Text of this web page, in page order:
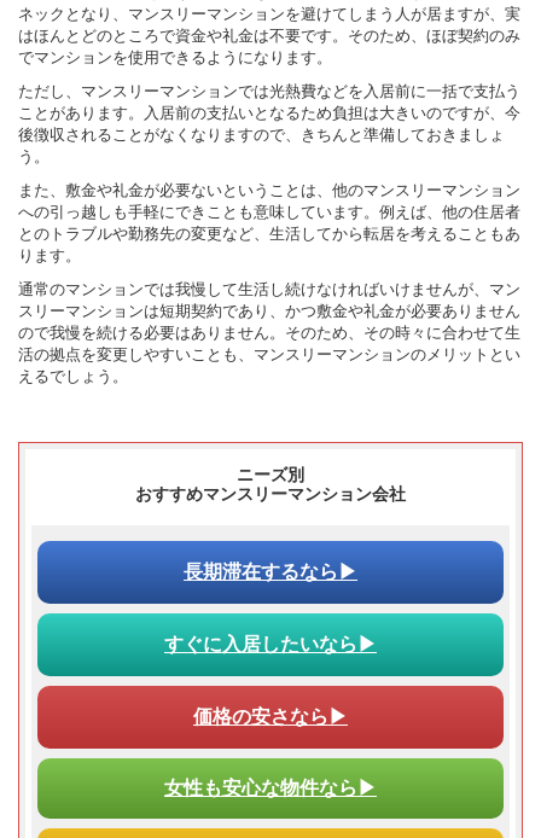
ネックとなり、マンスリーマンションを避けてしまう人が居ますが、実
はほんとどのところで資金や礼金は不要です。そのため、ほぼ契約のみ
でマンションを使用できるようになります。
ただし、マンスリーマンションでは光熱費などを入居前に一括で支払う
ことがあります。入居前の支払いとなるため負担は大きいのですが、今
後徴収されることがなくなりますので、きちんと準備しておきましょ
う。
また、敷金や礼金が必要ないということは、他のマンスリーマンション
への引っ越しも手軽にできことも意味しています。例えば、他の住居者
とのトラブルや勤務先の変更など、生活してから転居を考えることもあ
ります。
通常のマンションでは我慢して生活し続けなければいけませんが、マン
スリーマンションは短期契約であり、かつ敷金や礼金が必要ありません
ので我慢を続ける必要はありません。そのため、その時々に合わせて生
活の拠点を変更しやすいことも、マンスリーマンションのメリットとい
えるでしょう。
ニーズ別
おすすめマンスリーマンション会社
長期滞在するなら▶
すぐに入居したいなら▶
価格の安さなら▶
女性も安心な物件なら▶